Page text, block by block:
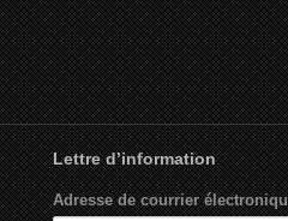
Lettre d’information
Adresse de courrier